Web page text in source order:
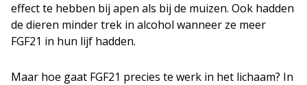
effect te hebben bij apen als bij de muizen. Ook hadden
de dieren minder trek in alcohol wanneer ze meer
FGF21 in hun lijf hadden.
Maar hoe gaat FGF21 precies te werk in het lichaam? In